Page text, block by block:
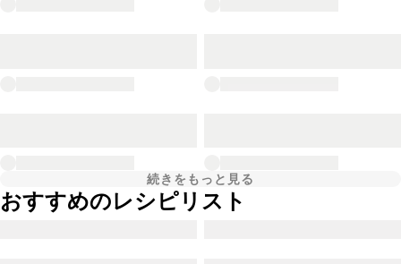
続きをもっと見る
おすすめのレシピリスト